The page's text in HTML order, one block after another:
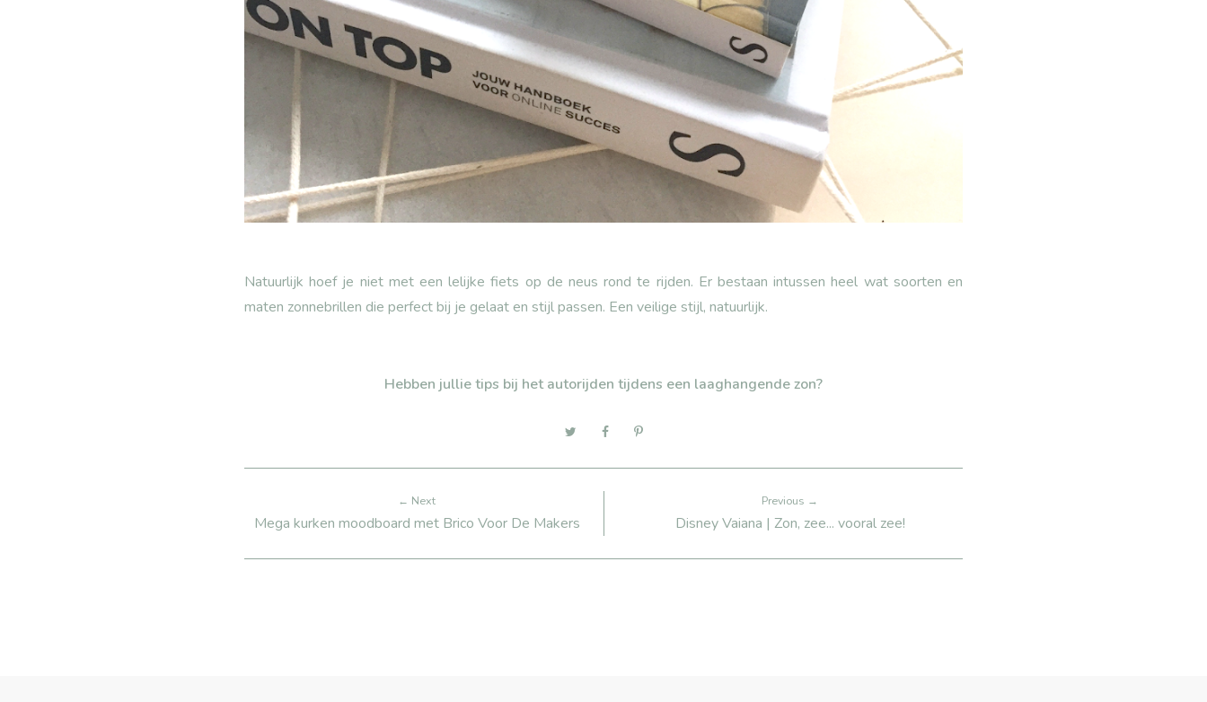
Natuurlijk hoef je niet met een lelijke fiets op de neus rond te rijden. Er bestaan intussen heel wat soorten en
maten zonnebrillen die perfect bij je gelaat en stijl passen. Een veilige stijl, natuurlijk.
Hebben jullie tips bij het autorijden tijdens een laaghangende zon?
← Next
Mega kurken moodboard met Brico Voor De Makers
Previous →
Disney Vaiana | Zon, zee... vooral zee!